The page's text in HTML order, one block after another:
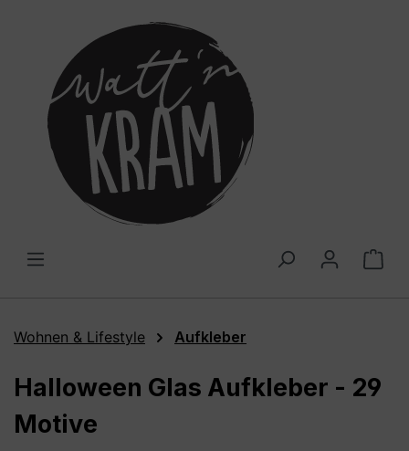
Wohnen & Lifestyle Aufkleber
Halloween Glas Aufkleber - 29
Motive